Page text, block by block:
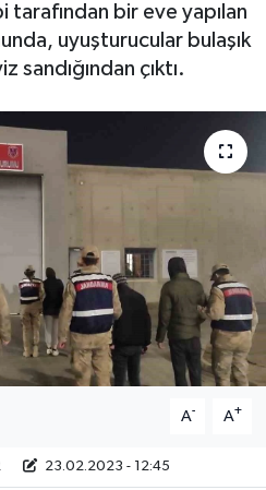
tarafından bir eve yapılan
uyuşturucular bulaşık
sandığından çıktı.
A- A+
23.02.2023 - 12:45